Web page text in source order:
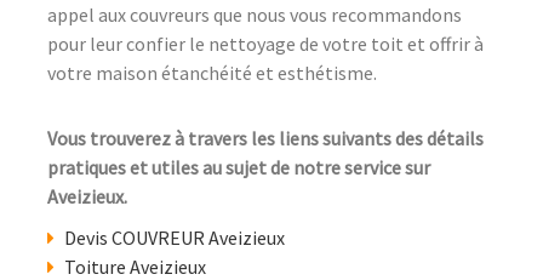
appel aux couvreurs que nous vous recommandons
pour leur confier le nettoyage de votre toit et offrir à
votre maison étanchéité et esthétisme.
Vous trouverez à travers les liens suivants des détails
pratiques et utiles au sujet de notre service sur
Aveizieux.
Devis COUVREUR Aveizieux
Toiture Aveizieux